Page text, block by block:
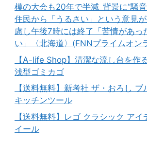
模の大会も20年で半減_背景に“騒
住民から「うるさい」という意見
慮し午後7時には終了「苦情があっ
い」〈北海道〉(FNNプライムオン
【A-life Shop】清潔な流し台を作
浅型ゴミカゴ
【送料無料】新考社 ザ・おろし ブ
キッチンツール
【送料無料】レゴ クラシック アイ
イール